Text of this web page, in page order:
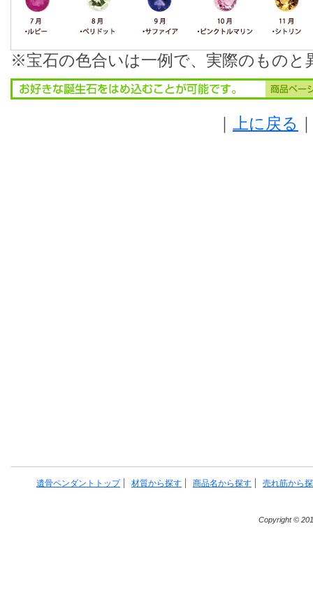
※宝石の色合いは一例で、実際のものと
上に戻る
遺骨ペンダントトップ 材質から探す 商品名から探す 売れ筋から
Copyright ©